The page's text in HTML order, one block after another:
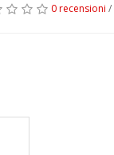
0 recensioni /